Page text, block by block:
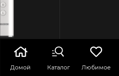
Домой Каталог Любимое
лифтинга и